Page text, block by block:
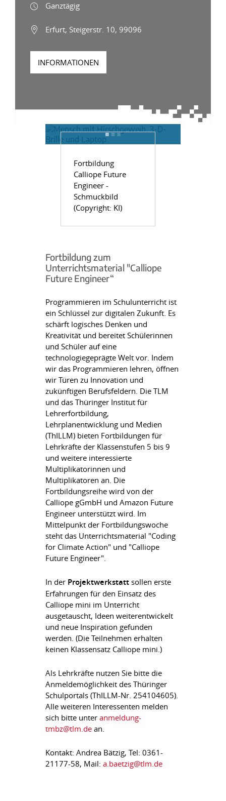
Ganztägig
Erfurt, Steigerstr. 10, 99096
INFORMATIONEN
Fortbildung
Calliope Future
Engineer -
Schmuckbild
(Copyright: KI)
Fortbildung zum
Unterrichtsmaterial "Calliope
Future Engineer“
Programmieren im Schulunterricht ist
ein Schlüssel zur digitalen Zukunft. Es
schärft logisches Denken und
Kreativität und bereitet Schülerinnen
und Schüler auf eine
technologiegeprägte Welt vor. Indem
wir das Programmieren lehren, öffnen
wir Türen zu Innovation und
zukünftigen Berufsfeldern. Die TLM
und das Thüringer Institut für
Lehrerfortbildung,
Lehrplanentwicklung und Medien
(ThILLM) bieten Fortbildungen für
Lehrkräfte der Klassenstufen 5 bis 9
und weitere interessierte
Multiplikatorinnen und
Multiplikatoren an. Die
Fortbildungsreihe wird von der
Calliope gGmbH und Amazon Future
Engineer unterstützt wird. Im
Mittelpunkt der Fortbildungswoche
steht das Unterrichtsmaterial "Coding
for Climate Action" und "Calliope
Future Engineer".
In der Projektwerkstatt sollen erste
Erfahrungen für den Einsatz des
Calliope mini im Unterricht
ausgetauscht, Ideen weiterentwickelt
und neue Inspiration gefunden
werden. (Die Teilnehmen erhalten
keinen Klassensatz Calliope mini.)
Als Lehrkräfte nutzen Sie bitte die
Anmeldemöglichkeit des Thüringer
Schulportals (ThILLM-Nr. 254104605).
Alle weiteren Interessenten melden
sich bitte unter anmeldung-
tmbz@tlm.de an.
Kontakt: Andrea Bätzig, Tel: 0361-
21177-58, Mail: a.baetzig@tlm.de